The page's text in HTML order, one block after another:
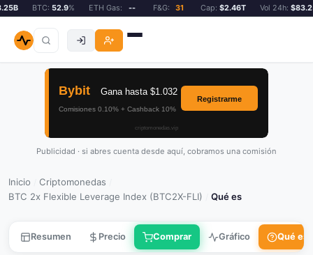
BTC:52.9% ETH Gas: -- F&G: 31 Cap:$2.46T Vol 24h:$83.25B
Publicidad · si abres cuenta desde aquí, cobramos una comisión
Inicio Criptomonedas
BTC 2x Flexible Leverage Index (BTC2X-FLI) Qué es
Resumen Precio Comprar Gráfico Qué es